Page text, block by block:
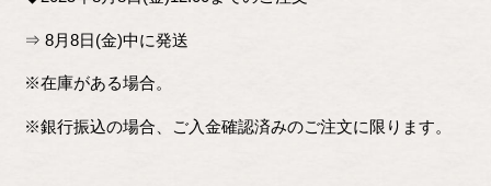
⇒ 8月8日(金)中に発送
※在庫がある場合。
※銀行振込の場合、ご入金確認済みのご注文に限ります。